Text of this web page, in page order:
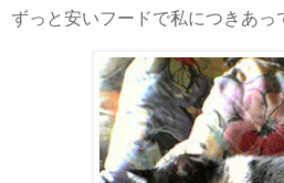
ずっと安いフードで私につきあっ